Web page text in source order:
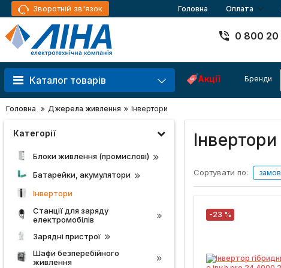
Зворотній зв'язок Головна Оплата
0 800 20
Каталог товарів Акції Бренди
Головна Джерела живлення Інвертори
Категорії
Блоки живлення (промислові)
Батарейки, акумулятори
Інвертори
Станції для заряду
електромобілів
Зарядні пристрої
Шафи безперебійного
живлення
Інвертори
Сортувати по:
-23 %